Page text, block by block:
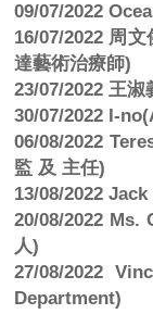
09/07/2022
16/07/2022 周
達藝術治療師)
23/07/2022 王
30/07/2022 I-
06/08/2022
監 及 主任)
13/08/2022
20/08/2022
人)
27/08/2022
Department)